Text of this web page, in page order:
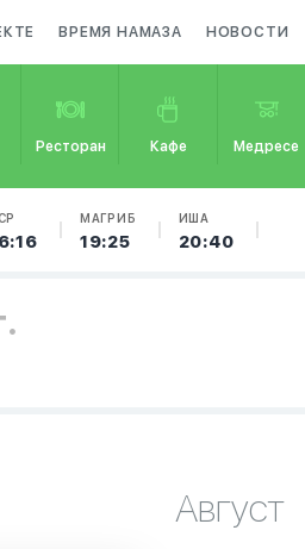
ВРЕМЯ НАМАЗА НОВОСТИ
Ресторан Кафе Медресе
МАГРИБ
19:25
ИША
20:40
Август